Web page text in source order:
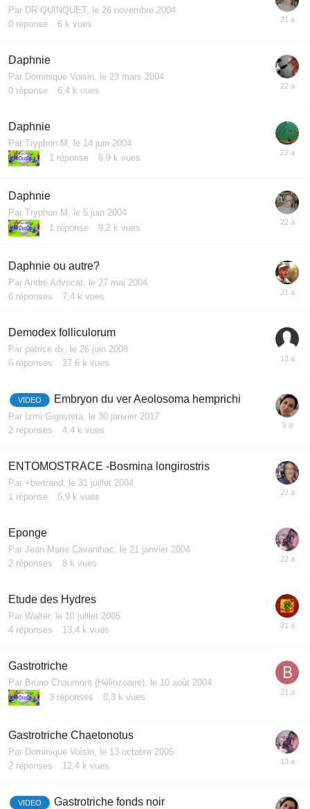
Par DR QUINQUET,
le 26 novembre 2004
0 réponse 6 k vues
Daphnie
Par Dominique Voisin
le 23 mars 2004
0 réponse 6,4 k vues
Daphnie
Par Tryphon M
le 14 juin 2004
1 réponse 6,9 k vues
Daphnie
Par Tryphon M , le 5 juin 2004
1 réponse 9,2 k vues
Daphnie ou autre?
Par André Advocat
le 27 mai 2004
6 réponses 7,4 k vues
Demodex folliculorum
Par patrice dx
le 26 juin 2008
6 réponses 27,6 k vues
VIDEO Embryon du ver Aeolosoma hemprichi
Par Izmi Gigavista
le 30 janvier 2017
2 réponses 4,4 k vues
ENTOMOSTRACE -Bosmina longirostris
Par +bertrand le 31 juillet 2004
1 réponse 5,9 k vues
Eponge
Par Jean Marie Cavanihac
le 21 janvier 2004
2 réponses 8 k vues
Etude des Hydres
Par Walter, le 10 juillet 2005
4 réponses 13,4 k vues
Gastrotriche
Par Bruno Chaumont (Héliozoaire) le 10 août 2004
3 réponses 8,3 k vues
Gastrotriche Chaetonotus
Par Dominique Voisin, le 13 octobre 2005
2 réponses 12,4 k vues
VIDEO Gastrotriche fonds noir